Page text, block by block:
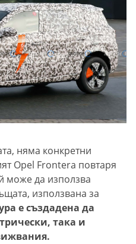
няма конкретни
Opel Frontera повтаря
може да използва
използвана за
е създадена да
така и